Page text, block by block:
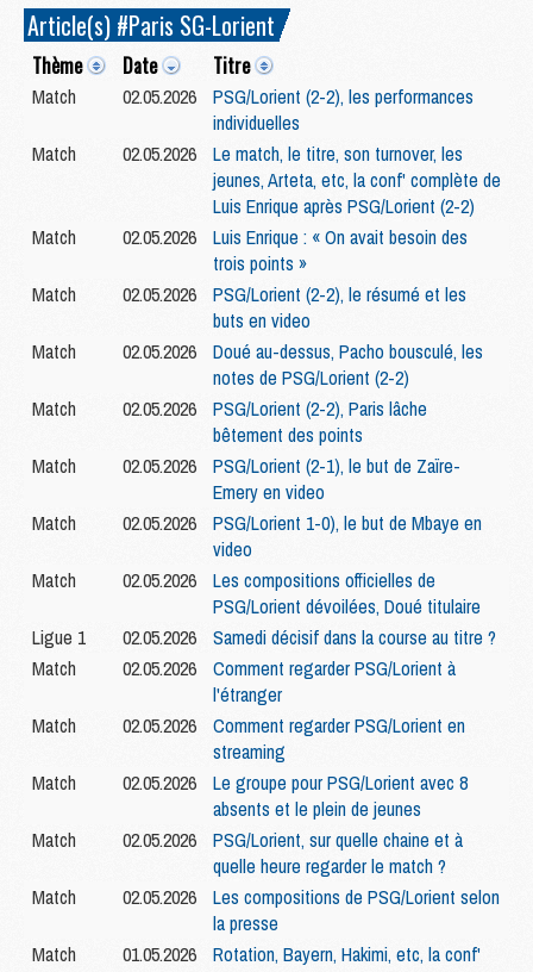
Article(s) #Paris SG-Lorient
Thème Date Titre
Match 02.05.2026
PSG/Lorient (2-2), les performances
individuelles
Match
02.05.2026
Le match, le titre, son turnover, les
jeunes, Arteta, etc, la conf' complète de
Luis Enrique après PSG/Lorient (2-2)
Match
02.05.2026
Luis Enrique : « On avait besoin des
trois points »
Match
02.05.2026
PSG/Lorient (2-2), le résumé et les
buts en video
Match
02.05.2026
Doué au-dessus, Pacho bousculé, les
notes de PSG/Lorient (2-2)
Match
02.05.2026
PSG/Lorient (2-2), Paris lâche
bêtement des points
Match
02.05.2026
PSG/Lorient (2-1), le but de Zaïre-
Emery en video
Match
02.05.2026
PSG/Lorient 1-0), le but de Mbaye en
video
Match
02.05.2026
Les compositions officielles de
PSG/Lorient dévoilées, Doué titulaire
Ligue 1
02.05.2026
Samedi décisif dans la course au titre ?
Match
02.05.2026
Comment regarder PSG/Lorient à
l'étranger
Match
02.05.2026
Comment regarder PSG/Lorient en
streaming
Match
02.05.2026
Le groupe pour PSG/Lorient avec 8
absents et le plein de jeunes
Match
02.05.2026
PSG/Lorient, sur quelle chaine et à
quelle heure regarder le match ?
Match
02.05.2026
Les compositions de PSG/Lorient selon
la presse
Match
01.05.2026
Rotation, Bayern, Hakimi, etc, la conf'